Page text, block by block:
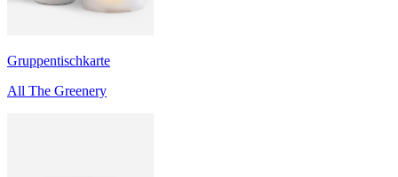
Gruppentischkarte
All The Greenery